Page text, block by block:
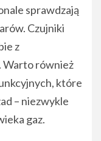
sprawdzają
Czujniki
z
Warto również
które
– niezwykle
gaz.